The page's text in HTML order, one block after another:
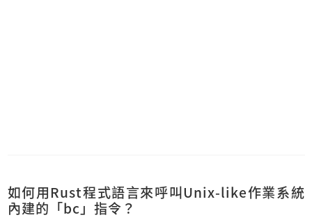
如何用Rust程式語言來呼叫Unix-like作業系統
內建的「bc」指令？